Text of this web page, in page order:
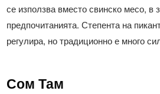
се използва вместо свинско месо, в
предпочитанията. Степента на
регулира, но традиционно е много
Сом Там